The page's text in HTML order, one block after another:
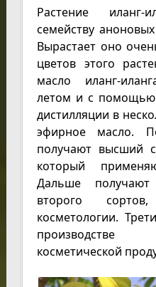
Растение
семейству
Вырастает оно
цветов этого
масло иланг-
летом и с
дистилляции в
эфирное масло.
получают высший
который
Дальше
второго
косметологии.
косметической